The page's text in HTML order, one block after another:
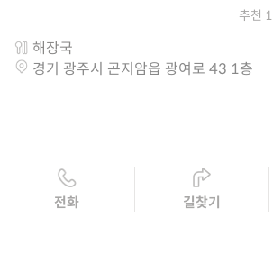
추천 1
해장국
경기 광주시 곤지암읍 광여로 43 1층
전화 길찾기